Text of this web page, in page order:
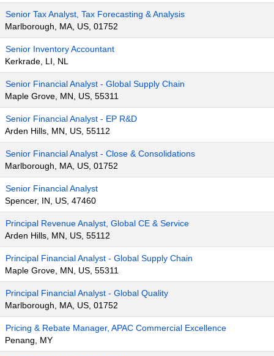
Senior Tax Analyst, Tax Forecasting & Analysis
Marlborough, MA, US, 01752
Senior Inventory Accountant
Kerkrade, LI, NL
Senior Financial Analyst - Global Supply Chain
Maple Grove, MN, US, 55311
Senior Financial Analyst - EP R&D
Arden Hills, MN, US, 55112
Senior Financial Analyst - Close & Consolidations
Marlborough, MA, US, 01752
Senior Financial Analyst
Spencer, IN, US, 47460
Principal Revenue Analyst, Global CE & Service
Arden Hills, MN, US, 55112
Principal Financial Analyst - Global Supply Chain
Maple Grove, MN, US, 55311
Principal Financial Analyst - Global Quality
Marlborough, MA, US, 01752
Pricing & Rebate Manager, APAC Commercial Excellence
Penang, MY